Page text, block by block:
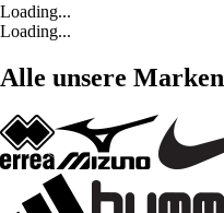
Loading...
Loading...
Alle unsere Marken